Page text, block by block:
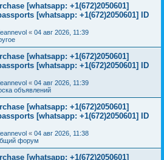
[whatsapp: +1(672)2050601]
[whatsapp: +1(672)2050601] ID
« 04 авг 2026, 11:39
[whatsapp: +1(672)2050601]
[whatsapp: +1(672)2050601] ID
« 04 авг 2026, 11:39
объявлений
[whatsapp: +1(672)2050601]
[whatsapp: +1(672)2050601] ID
« 04 авг 2026, 11:38
форум
[whatsapp: +1(672)2050601]